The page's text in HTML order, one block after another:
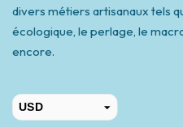
divers métiers artisanaux tels
écologique, le perlage, le
encore.
USD